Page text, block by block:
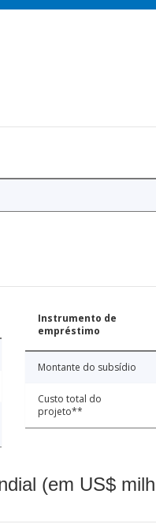
Instrumento de
empréstimo
Montante do subsídio
Custo total do
projeto**
(em US$